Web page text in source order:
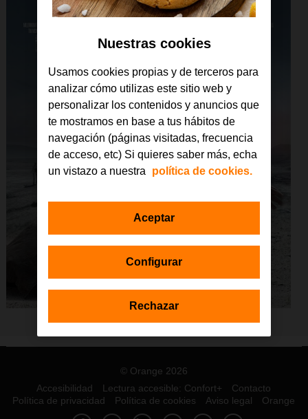
© Orange 2026
Accesibilidad
Lectura accesible: Confort+
Contacto
Política de privacidad
Política de cookies Aviso legal Orange
Nuestras cookies
Usamos cookies propias y de terceros para
analizar cómo utilizas este sitio web y
personalizar los contenidos y anuncios que
te mostramos en base a tus hábitos de
navegación (páginas visitadas, frecuencia
de acceso, etc) Si quieres saber más, echa
un vistazo a nuestra
política de cookies.
Configurar
Rechazar
Aceptar